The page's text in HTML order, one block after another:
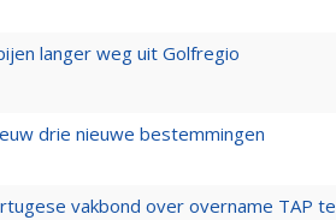
langer weg uit Golfregio
drie nieuwe bestemmingen
vakbond over overname TAP te